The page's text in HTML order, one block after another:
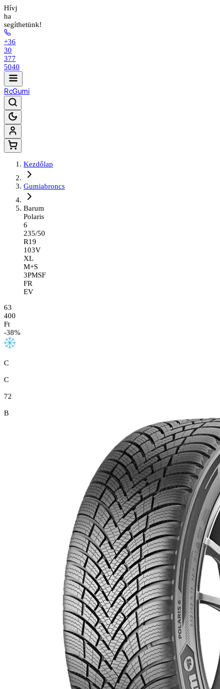
Hívj
ha
segíthetünk!
+36
30
377
5040
RcGumi
Kezdőlap
Gumiabroncs
Barum
Polaris
6
235/50
R19
103V
XL
M+S
3PMSF
FR
EV
63
400
Ft
-38%
C
C
72
B